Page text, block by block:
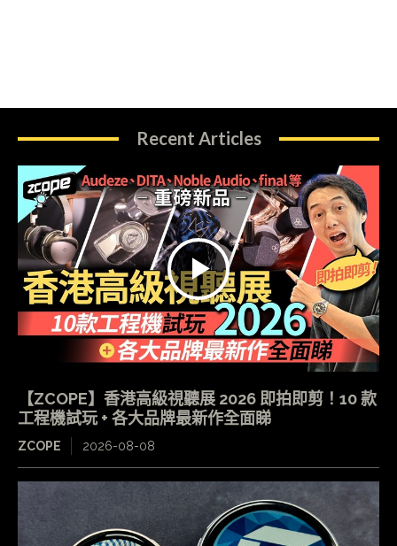
Recent Articles
【ZCOPE】香港高級視聽展 2026 即拍即剪！10 款
工程機試玩 + 各大品牌最新作全面睇
ZCOPE 2026-08-08